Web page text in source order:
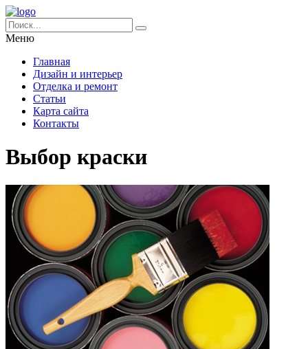
Меню
Главная
Дизайн и интерьер
Отделка и ремонт
Статьи
Карта сайта
Контакты
Выбор краски